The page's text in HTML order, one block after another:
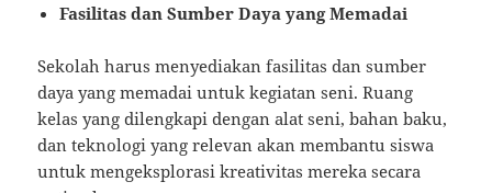
Fasilitas dan Sumber Daya yang Memadai
Sekolah harus menyediakan fasilitas dan sumber
daya yang memadai untuk kegiatan seni. Ruang
kelas yang dilengkapi dengan alat seni, bahan baku,
dan teknologi yang relevan akan membantu siswa
untuk mengeksplorasi kreativitas mereka secara